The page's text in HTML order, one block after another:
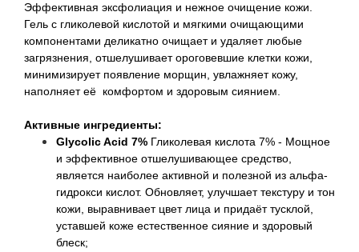
Эффективная эксфолиация и нежное очищение кожи.
Гель с гликолевой кислотой и мягкими очищающими
компонентами деликатно очищает и удаляет любые
загрязнения, отшелушивает ороговевшие клетки кожи,
минимизирует появление морщин, увлажняет кожу,
наполняет её комфортом и здоровым сиянием.
Активные ингредиенты:
Glycolic Acid 7% Гликолевая кислота 7% - Мощное
и эффективное отшелушивающее средство,
является наиболее активной и полезной из альфа-
гидрокси кислот. Обновляет, улучшает текстуру и тон
кожи, выравнивает цвет лица и придаёт тусклой,
уставшей коже естественное сияние и здоровый
блеск;